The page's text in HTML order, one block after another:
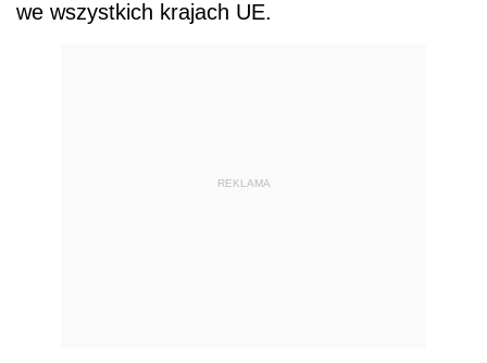
we wszystkich krajach UE.
REKLAMA